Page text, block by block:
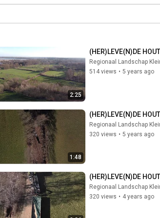
2:25
(HER)LEVE(N)DE
Regionaal Landschap
514 views • 5 years ago
1:48
(HER)LEVE(N)DE
Regionaal Landschap
320 views • 5 years ago
(HER)LEVE(N)DE
Regionaal Landschap
320 views • 4 years ago